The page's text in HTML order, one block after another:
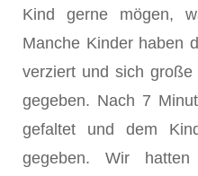
Kind gerne mögen,
Manche Kinder haben
verziert und sich
gegeben. Nach 7
gefaltet und dem
gegeben. Wir